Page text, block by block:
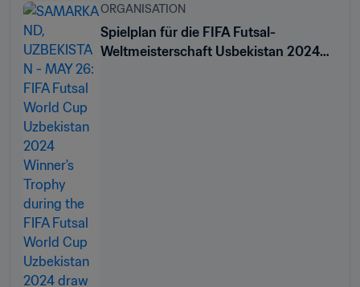
ORGANISATION
Spielplan für die FIFA Futsal-
Weltmeisterschaft Usbekistan 2024™